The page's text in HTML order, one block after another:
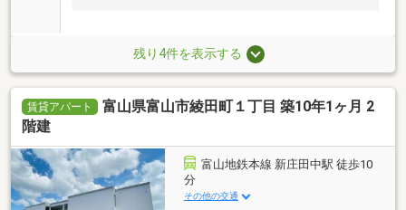
残り4件を表示する
賃貸アパート
富山県富山市綾田町１丁目 築10年1ヶ月 2
階建
富山地鉄本線 新庄田中駅 徒歩10
分
その他の交通